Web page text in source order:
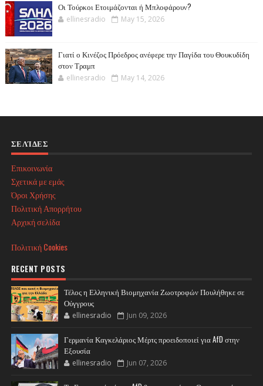
Οι Τούρκοι Ετοιμάζονται ή Μπλοφάρουν?
ellinesradio May 15, 2026
Γιατί ο Κινέζος Πρόεδρος ανέφερε την Παγίδα του Θουκυδίδη
στον Τραμπ
ellinesradio May 14, 2026
ΣΕΛΊΔΕΣ
Επικοινωνία
Σχετικά με εμάς
Όροι Χρήσης
Πολιτική Απορρήτου
Αρχική σελίδα
Πολιτική Cookies
RECENT POSTS
Τέλος η Ελληνική Βιομηχανία Ζωοτροφών Πουλήθηκε σε
Ούγγρους
ellinesradio Jun 09, 2026
Γερμανία Καγκελάριος Μέρτς προειδοποιεί για AfD στην
Εξουσία
ellinesradio Jun 07, 2026